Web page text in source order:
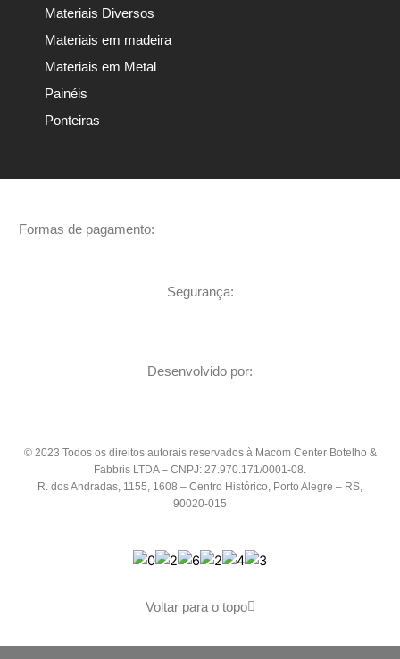
Materiais Diversos
Materiais em madeira
Materiais em Metal
Painéis
Ponteiras
Formas de pagamento:
Segurança:
Desenvolvido por:
© 2023 Todos os direitos autorais reservados à Macom Center Botelho &
Fabbris LTDA – CNPJ: 27.970.171/0001-08.
R. dos Andradas, 1155, 1608 – Centro Histórico, Porto Alegre – RS,
90020-015
Voltar para o topo